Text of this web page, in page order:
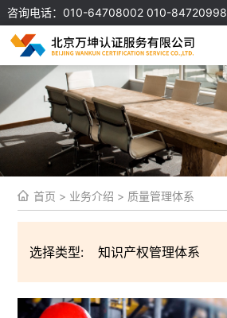
咨询电话：010-64708002 010-84720998
首页 > 业务介绍 > 质量管理体系
选择类型:
知识产权管理体系
信息安全管理体系
质量管理体系